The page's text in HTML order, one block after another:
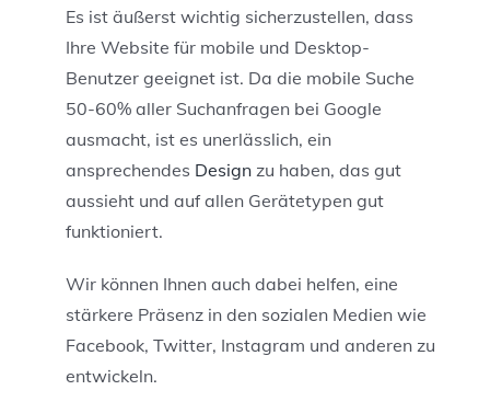
Es ist äußerst wichtig sicherzustellen, dass
Ihre Website für mobile und Desktop-
Benutzer geeignet ist. Da die mobile Suche
50-60% aller Suchanfragen bei Google
ausmacht, ist es unerlässlich, ein
ansprechendes Designzu haben, das gut
aussieht und auf allen Gerätetypen gut
funktioniert.
Wir können Ihnen auch dabei helfen, eine
stärkere Präsenz in den sozialen Medien wie
Facebook, Twitter, Instagram und anderen zu
entwickeln.